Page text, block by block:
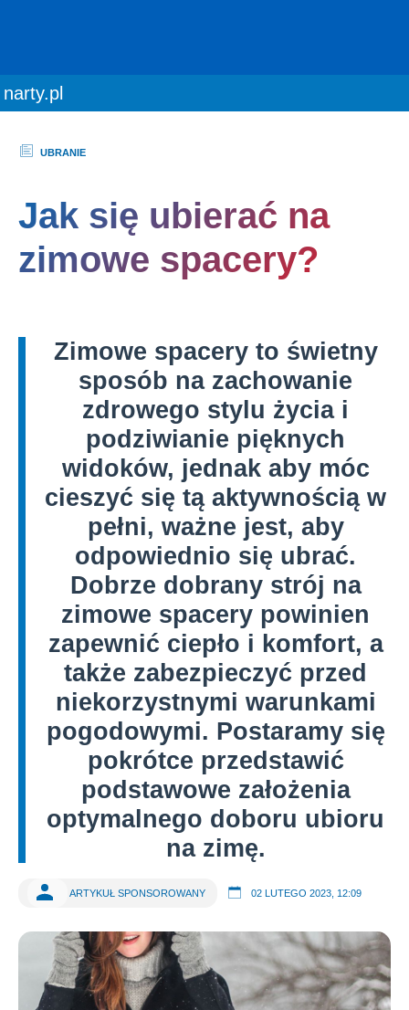
You are here:
narty.pl
UBRANIE
Jak się ubierać na
zimowe spacery?
Zimowe spacery to świetny
sposób na zachowanie
zdrowego stylu życia i
podziwianie pięknych
widoków, jednak aby móc
cieszyć się tą aktywnością w
pełni, ważne jest, aby
odpowiednio się ubrać.
Dobrze dobrany strój na
zimowe spacery powinien
zapewnić ciepło i komfort, a
także zabezpieczyć przed
niekorzystnymi warunkami
pogodowymi. Postaramy się
pokrótce przedstawić
podstawowe założenia
optymalnego doboru ubioru
na zimę.
ARTYKUŁ SPONSOROWANY 02 LUTEGO 2023, 12:09